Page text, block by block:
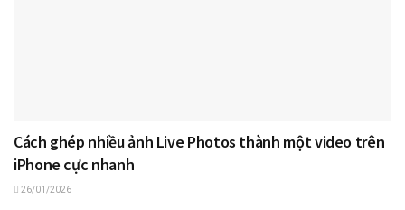
Cách ghép nhiều ảnh Live Photos thành một video trên
iPhone cực nhanh
26/01/2026